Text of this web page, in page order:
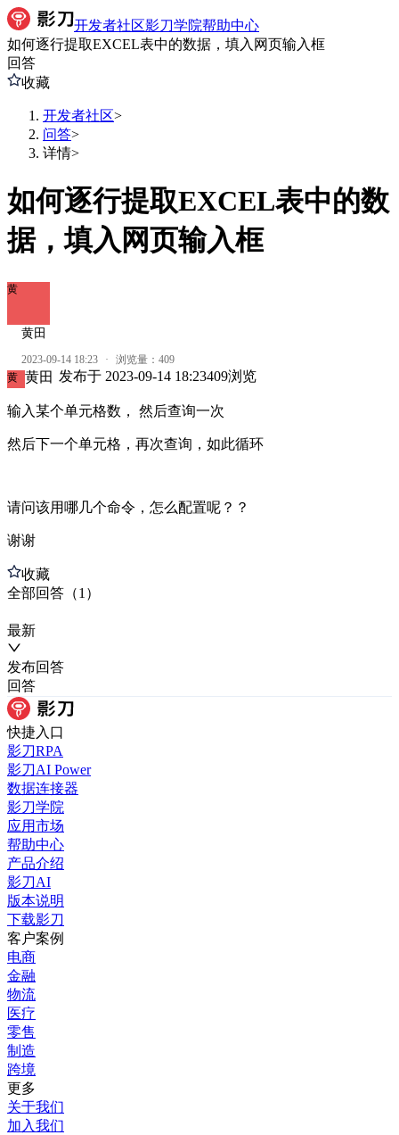
开发者社区影刀学院帮助中心
如何逐行提取EXCEL表中的数据，填入网页输入框
回答
收藏
开发者社区>
问答>
详情>
如何逐行提取EXCEL表中的数
据，填入网页输入框
黄
黄田
2023-09-14 18:23 · 浏览量： 409
黄 黄田 发布于 2023-09-14 18:23409浏览
输入某个单元格数， 然后查询一次
然后下一个单元格，再次查询，如此循环
请问该用哪几个命令，怎么配置呢？？
谢谢
收藏
全部回答 （1 ）
最新
发布回答
回答
快捷入口
影刀RPA
影刀AI Power
数据连接器
影刀学院
应用市场
帮助中心
产品介绍
影刀AI
版本说明
下载影刀
客户案例
电商
金融
物流
医疗
零售
制造
跨境
更多
关于我们
加入我们